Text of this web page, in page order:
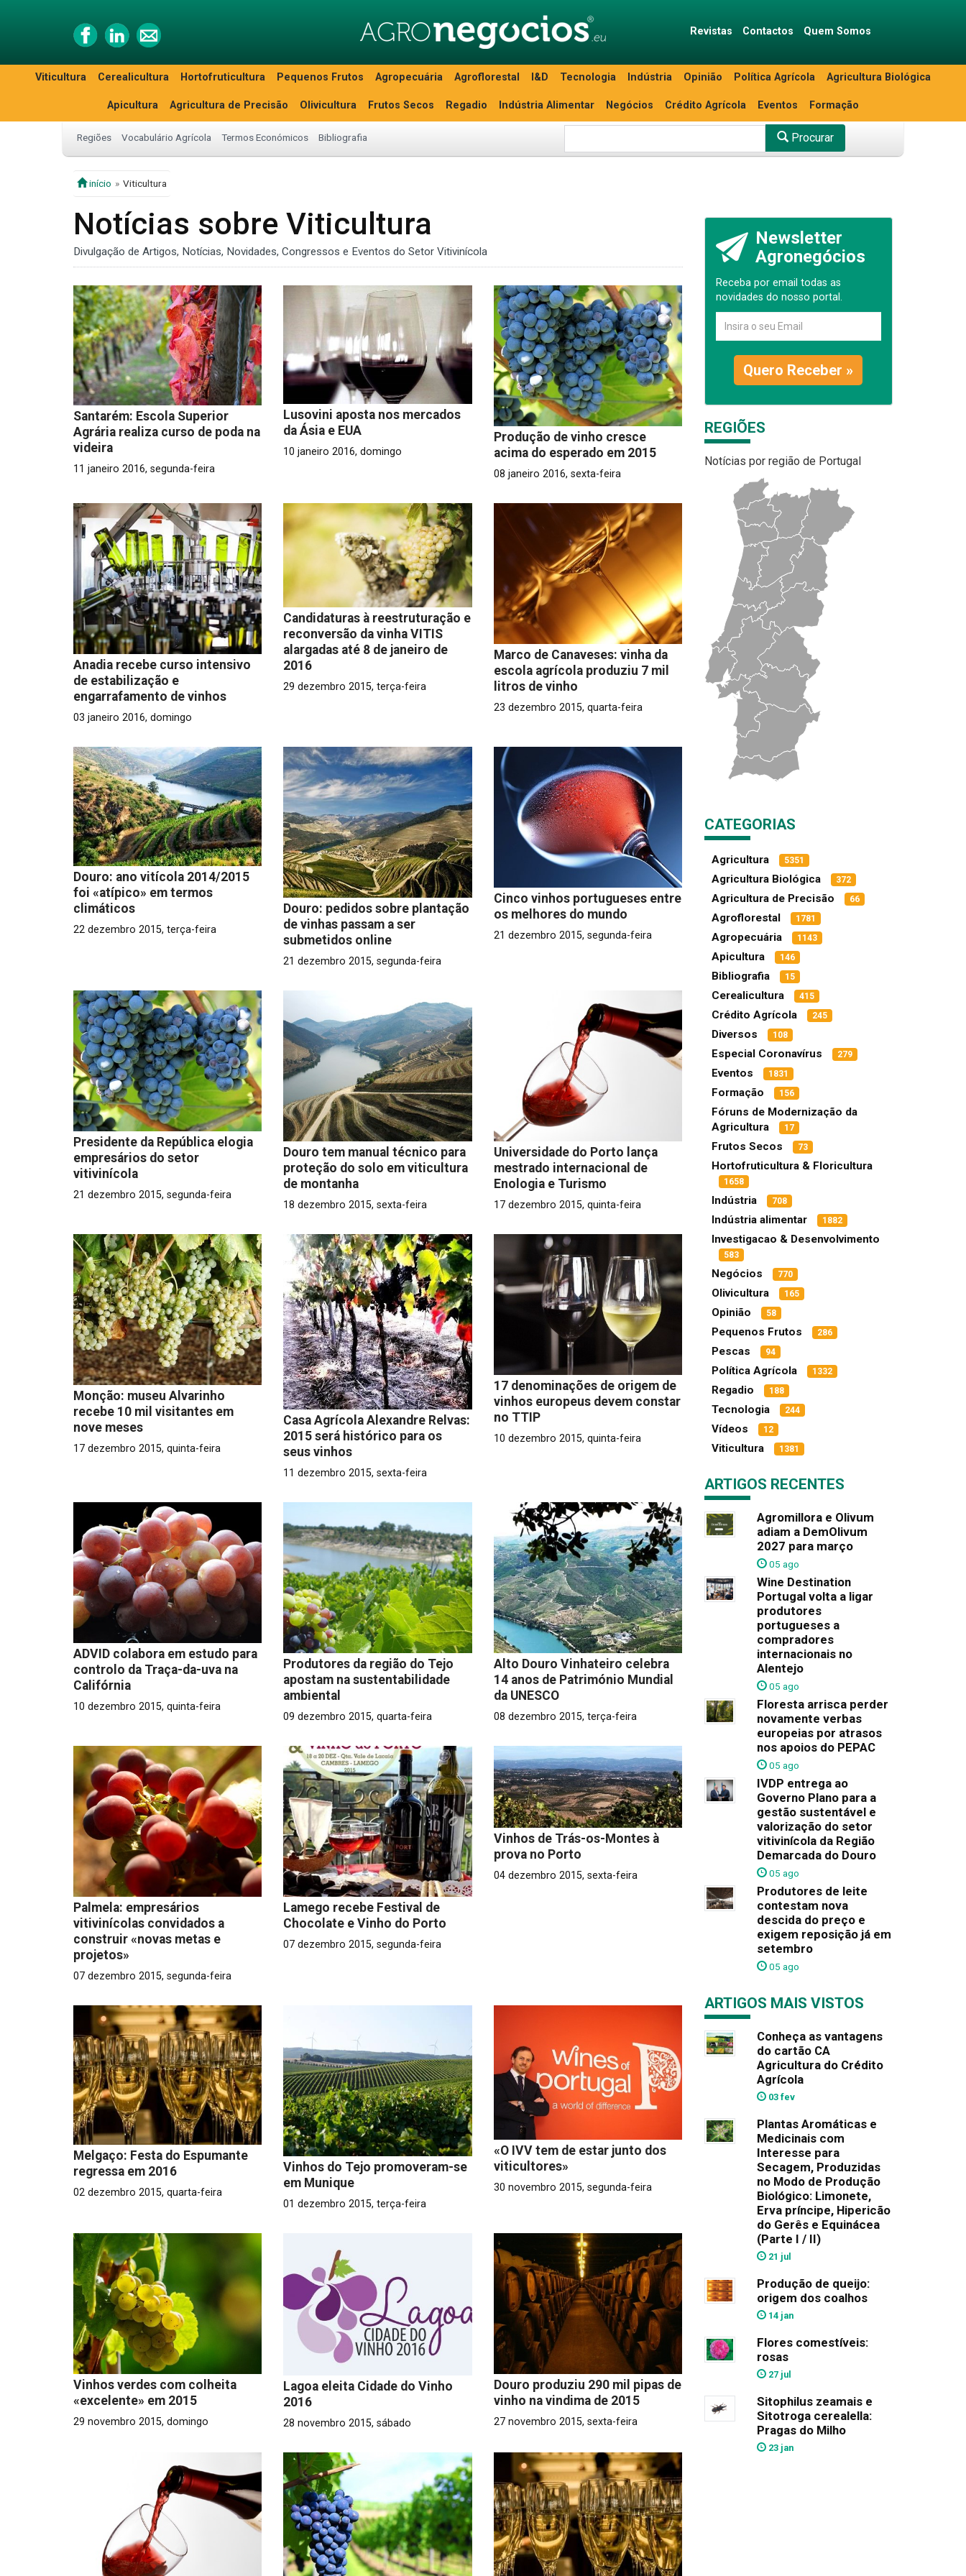
Revistas Contactos Quem Somos
Viticultura Cerealicultura Hortofruticultura Pequenos Frutos Agropecuária Agroflorestal I&D Tecnologia Indústria Opinião Política Agrícola Agricultura Biológica
Apicultura Agricultura de Precisão Olivicultura Frutos Secos Regadio Indústria Alimentar Negócios Crédito Agrícola Eventos Formação
Regiões Vocabulário Agrícola Termos Económicos Bibliografia Procurar
início Viticultura
Notícias sobre Viticultura
Divulgação de Artigos, Notícias, Novidades, Congressos e Eventos do Setor Vitivinícola
Santarém: Escola Superior
Agrária realiza curso de poda na
videira
11 janeiro 2016, segunda-feira
Lusovini aposta nos mercados
da Ásia e EUA
10 janeiro 2016, domingo
Produção de vinho cresce
acima do esperado em 2015
08 janeiro 2016, sexta-feira
Anadia recebe curso intensivo
de estabilização e
engarrafamento de vinhos
03 janeiro 2016, domingo
Candidaturas à reestruturação e
reconversão da vinha VITIS
alargadas até 8 de janeiro de
2016
29 dezembro 2015, terça-feira
Marco de Canaveses: vinha da
escola agrícola produziu 7 mil
litros de vinho
23 dezembro 2015, quarta-feira
Douro: ano vitícola 2014/2015
foi «atípico» em termos
climáticos
22 dezembro 2015, terça-feira
Douro: pedidos sobre plantação
de vinhas passam a ser
submetidos online
21 dezembro 2015, segunda-feira
Cinco vinhos portugueses entre
os melhores do mundo
21 dezembro 2015, segunda-feira
Presidente da República elogia
empresários do setor
vitivinícola
21 dezembro 2015, segunda-feira
Douro tem manual técnico para
proteção do solo em viticultura
de montanha
18 dezembro 2015, sexta-feira
Universidade do Porto lança
mestrado internacional de
Enologia e Turismo
17 dezembro 2015, quinta-feira
Monção: museu Alvarinho
recebe 10 mil visitantes em
nove meses
17 dezembro 2015, quinta-feira
Casa Agrícola Alexandre Relvas:
2015 será histórico para os
seus vinhos
11 dezembro 2015, sexta-feira
17 denominações de origem de
vinhos europeus devem constar
no TTIP
10 dezembro 2015, quinta-feira
ADVID colabora em estudo para
controlo da Traça-da-uva na
Califórnia
10 dezembro 2015, quinta-feira
Produtores da região do Tejo
apostam na sustentabilidade
ambiental
09 dezembro 2015, quarta-feira
Alto Douro Vinhateiro celebra
14 anos de Património Mundial
da UNESCO
08 dezembro 2015, terça-feira
Palmela: empresários
vitivinícolas convidados a
construir «novas metas e
projetos»
07 dezembro 2015, segunda-feira
Lamego recebe Festival de
Chocolate e Vinho do Porto
07 dezembro 2015, segunda-feira
Vinhos de Trás-os-Montes à
prova no Porto
04 dezembro 2015, sexta-feira
Melgaço: Festa do Espumante
regressa em 2016
02 dezembro 2015, quarta-feira
Vinhos do Tejo promoveram-se
em Munique
01 dezembro 2015, terça-feira
«O IVV tem de estar junto dos
viticultores»
30 novembro 2015, segunda-feira
Vinhos verdes com colheita
«excelente» em 2015
29 novembro 2015, domingo
Lagoa eleita Cidade do Vinho
2016
28 novembro 2015, sábado
Douro produziu 290 mil pipas de
vinho na vindima de 2015
27 novembro 2015, sexta-feira
Newsletter
Agronegócios
Receba por email todas as
novidades do nosso portal.
Quero Receber »
REGIÕES
Notícias por região de Portugal
CATEGORIAS
Agricultura 5351
Agricultura Biológica 372
Agricultura de Precisão 66
Agroflorestal 1781
Agropecuária 1143
Apicultura 146
Bibliografia 15
Cerealicultura 415
Crédito Agrícola 245
Diversos 108
Especial Coronavírus 279
Eventos 1831
Formação 156
Fóruns de Modernização da
Agricultura
17
Frutos Secos 73
Hortofruticultura & Floricultura
1658
Indústria 708
Indústria alimentar 1882
Investigacao & Desenvolvimento
583
Negócios 770
Olivicultura 165
Opinião 58
Pequenos Frutos 286
Pescas 94
Política Agrícola 1332
Regadio 188
Tecnologia 244
Vídeos 12
Viticultura 1381
ARTIGOS RECENTES
Agromillora e Olivum
adiam a DemOlivum
2027 para março
05 ago
Wine Destination
Portugal volta a ligar
produtores
portugueses a
compradores
internacionais no
Alentejo
05 ago
Floresta arrisca perder
novamente verbas
europeias por atrasos
nos apoios do PEPAC
05 ago
IVDP entrega ao
Governo Plano para a
gestão sustentável e
valorização do setor
vitivinícola da Região
Demarcada do Douro
05 ago
Produtores de leite
contestam nova
descida do preço e
exigem reposição já em
setembro
05 ago
ARTIGOS MAIS VISTOS
Conheça as vantagens
do cartão CA
Agricultura do Crédito
Agrícola
03 fev
Plantas Aromáticas e
Medicinais com
Interesse para
Secagem, Produzidas
no Modo de Produção
Biológico: Limonete,
Erva príncipe, Hipericão
do Gerês e Equinácea
(Parte I / II)
21 jul
Produção de queijo:
origem dos coalhos
14 jan
Flores comestíveis:
rosas
27 jul
Sitophilus zeamais e
Sitotroga cerealella:
Pragas do Milho
23 jan